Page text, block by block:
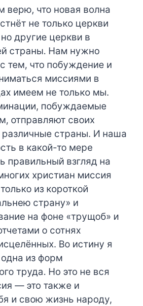
верю, что новая волна
не только церкви
другие церкви в
страны. Нам нужно
тем, что побуждение и
миссиями в
имеем не только мы.
побуждаемые
отправляют своих
страны. И наша
в какой-то мере
правильный взгляд на
христиан миссия
из короткой
страну» и
на фоне «трущоб» и
о сотнях
Во истину я
из форм
труда. Но это не вся
— это также и
и свою жизнь народу,